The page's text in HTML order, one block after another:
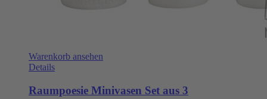
Warenkorb ansehen
Details
Raumpoesie Minivasen Set aus 3